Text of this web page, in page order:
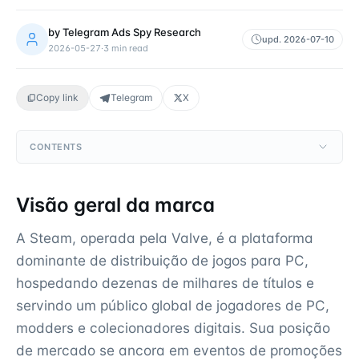
byTelegram Ads Spy Research
2026-05-27·3 min read
upd. 2026-07-10
Copy link Telegram X
CONTENTS
Visão geral da marca
A Steam, operada pela Valve, é a plataforma
dominante de distribuição de jogos para PC,
hospedando dezenas de milhares de títulos e
servindo um público global de jogadores de PC,
modders e colecionadores digitais. Sua posição
de mercado se ancora em eventos de promoções